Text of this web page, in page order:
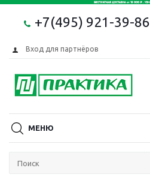
+7(495) 921-39-86
Вход для партнёров
МЕНЮ